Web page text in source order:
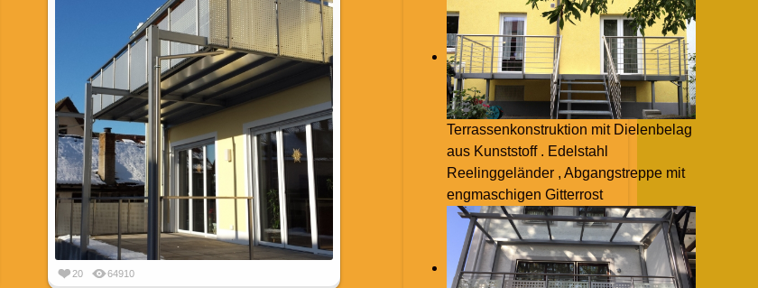
20 64910
Terrassenkonstruktion mit Dielenbelag
aus Kunststoff . Edelstahl
Reelinggeländer , Abgangstreppe mit
engmaschigen Gitterrost